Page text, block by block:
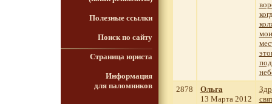
Полезные ссылки
Поиск по сайту
Страница юриста
Информация
для паломников
2878
Ольга
13 Марта 2012